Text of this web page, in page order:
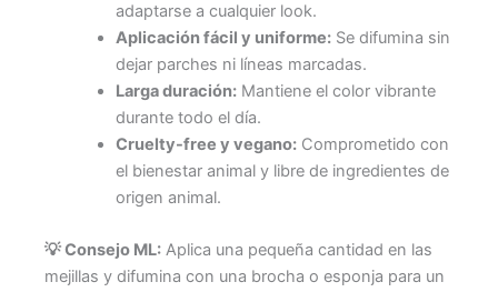
adaptarse a cualquier look.
Aplicación fácil y uniforme:Se difumina sin
dejar parches ni líneas marcadas.
Larga duración:Mantiene el color vibrante
durante todo el día.
Cruelty-free y vegano:Comprometido con
el bienestar animal y libre de ingredientes de
origen animal.
💡 Consejo ML: Aplica una pequeña cantidad en las
mejillas y difumina con una brocha o esponja para un